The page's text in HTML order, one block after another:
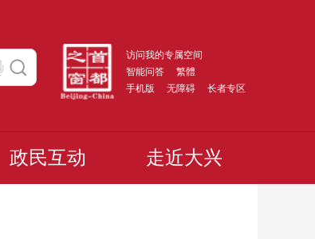
访问我的专属空间
智能问答
繁體
手机版
无障碍 长者专区
政民互动 走近大兴